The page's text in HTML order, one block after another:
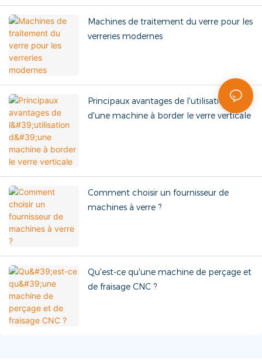
Machines de traitement du verre pour les
verreries modernes
Principaux avantages de l'utilisation
d'une machine à border le verre verticale
Comment choisir un fournisseur de
machines à verre ?
Qu'est-ce qu'une machine de perçage et
de fraisage CNC ?